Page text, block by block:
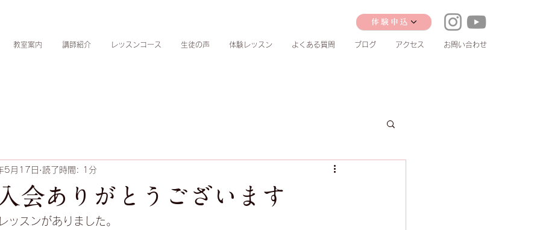
教室案内 講師紹介 レッスンコース 生徒の声 体験レッスン よくある質問 ブログ アクセス お問い合わせ
体験申込
会ありがとうございます
5月17日 読了時間: 1分
ッスンがありました。﻿